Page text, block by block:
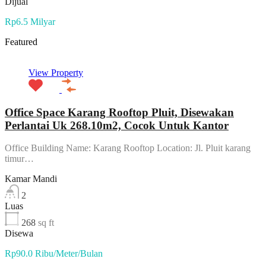
Rp6.5 Milyar
Featured
View Property
Office Space Karang Rooftop Pluit, Disewakan
Perlantai Uk 268.10m2, Cocok Untuk Kantor
Office Building Name: Karang Rooftop Location: Jl. Pluit karang
timur…
Kamar Mandi
2
Luas
268 sq ft
Disewa
Rp90.0 Ribu/Meter/Bulan